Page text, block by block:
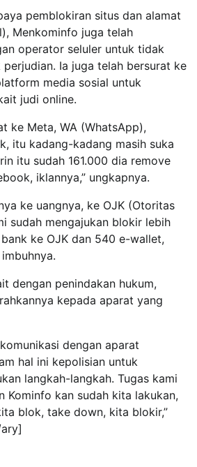
pemblokiran situs dan alamat
Menkominfo juga telah
operator seluler untuk tidak
Ia juga telah bersurat ke
media sosial untuk
judi online.
ke Meta, WA (WhatsApp),
itu kadang-kadang masih suka
itu sudah 161.000 dia remove
iklannya,” ungkapnya.
ke uangnya, ke OJK (Otoritas
sudah mengajukan blokir lebih
ke OJK dan 540 e-wallet,
dengan penindakan hukum,
kepada aparat yang
dengan aparat
hal ini kepolisian untuk
langkah-langkah. Tugas kami
Kominfo kan sudah kita lakukan,
blok, take down, kita blokir,”